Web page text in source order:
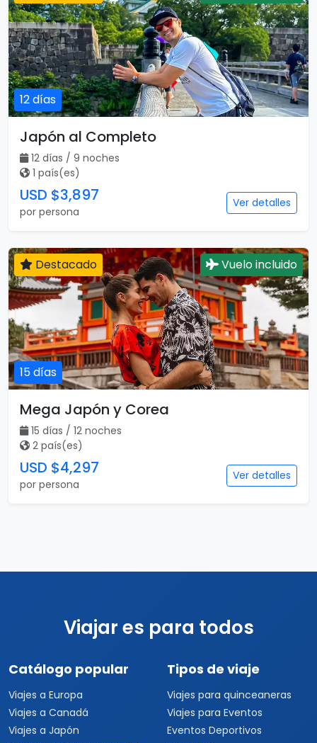
12 días
Japón al Completo
12 días / 9 noches
1 país(es)
USD $3,897
por persona
Ver detalles
15 días
Destacado Vuelo incluido
Mega Japón y Corea
15 días / 12 noches
2 país(es)
USD $4,297
por persona
Ver detalles
Viajar es para todos
Catálogo popular
Viajes a Europa
Viajes a Canadá
Viajes a Japón
Tipos de viaje
Viajes para quinceaneras
Viajes para Eventos
Eventos Deportivos